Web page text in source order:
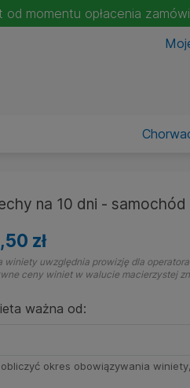
momentu opłacenia
na 10 dni -
zł
winiety uwzględnia prowizję dla
ceny winiet w walucie macierzystej
ważna od:
okres obowiązywania